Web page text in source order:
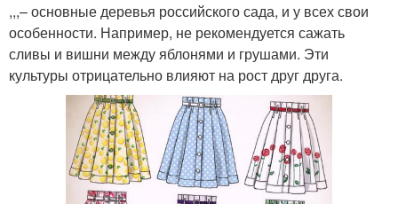
,,,– основные деревья российского сада, и у всех свои
особенности. Например, не рекомендуется сажать
сливы и вишни между яблонями и грушами. Эти
культуры отрицательно влияют на рост друг друга.